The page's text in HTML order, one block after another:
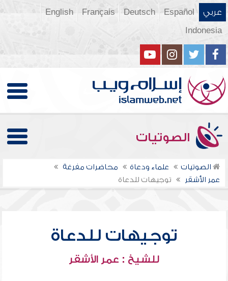
عربي Español
Deutsch
Français
English
Indonesia
الصوتيات
الصوتيات علماء ودعاة
محاضرات مفرغة
عمر الأشقر
توجيهات للدعاة
توجيهات للدعاة
للشيخ : عمر الأشقر